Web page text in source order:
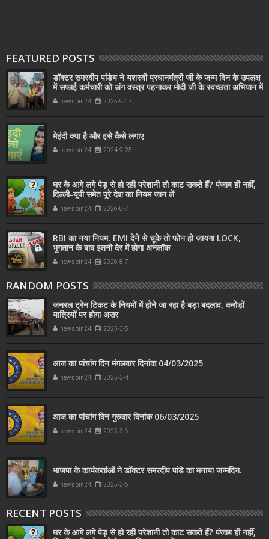
FEATURED POSTS
डॉक्टर समरदीप पांडेय ने यशस्वी प्रधानमंत्री जी के जन्म दिन के उपलक्ष
में सफाई कर्मचारी को अंग वस्त्र पहनाकर मोदी जी के स्वच्छता अभियान में
सहयोग किया
newsbin24 2025-9-17
मेहंदी क्या है और इसे कैसे लगाए
newsbin24 2024-9-25
घर के आगे लगे पेड़ से हो रही परेशानी तो काट सकते हैं? पंजाब ही नहीं,
दिल्‍ली-यूपी समेत पूरे देश का नियम जान लें
newsbin24 2026-8-7
RBI का नया नियम, EMI देने से चूके तो फोन हो जायगा LOCK,
भुगतान के बाद इतनी देर में होगा अनलॉक
newsbin24 2026-8-7
RANDOM POSTS
जनरल ट्रेन टिकट के नियमों में होने जा रहा है बड़ा बदलाव, करोड़ों
यात्रियों पर होगा असर
newsbin24 2025-3-5
आज का पांचांग दिन मंगलवार दिनांक 04/03/2025
newsbin24 2025-3-4
आज का पांचांग दिन गुरुवार दिनांक 06/03/2025
newsbin24 2025-3-6
भाजपा के कार्यकर्ताओं ने डॉक्टर समरदीप पांडे का मनाया जन्मदिन.
newsbin24 2025-3-6
RECENT POSTS
घर के आगे लगे पेड़ से हो रही परेशानी तो काट सकते हैं? पंजाब ही नहीं,